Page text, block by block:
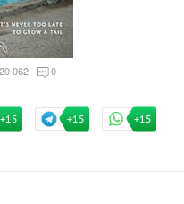
20 062 0
+15 +15 +15